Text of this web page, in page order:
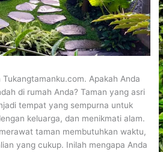
Apakah Anda
di rumah Anda? Taman yang asri
tempat yang sempurna untuk
keluarga, dan menikmati alam.
taman membutuhkan waktu,
yang cukup. Inilah mengapa Anda